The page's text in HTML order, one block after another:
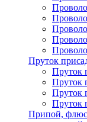
Пруток
Пруток
Пруток
Пруток
Пруток
Припой,